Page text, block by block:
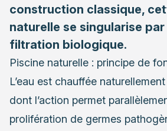
construction classique,
naturelle se singularise
filtration biologique.
Piscine naturelle : principe de
L’eau est chauffée
dont l’action permet
prolifération de germes